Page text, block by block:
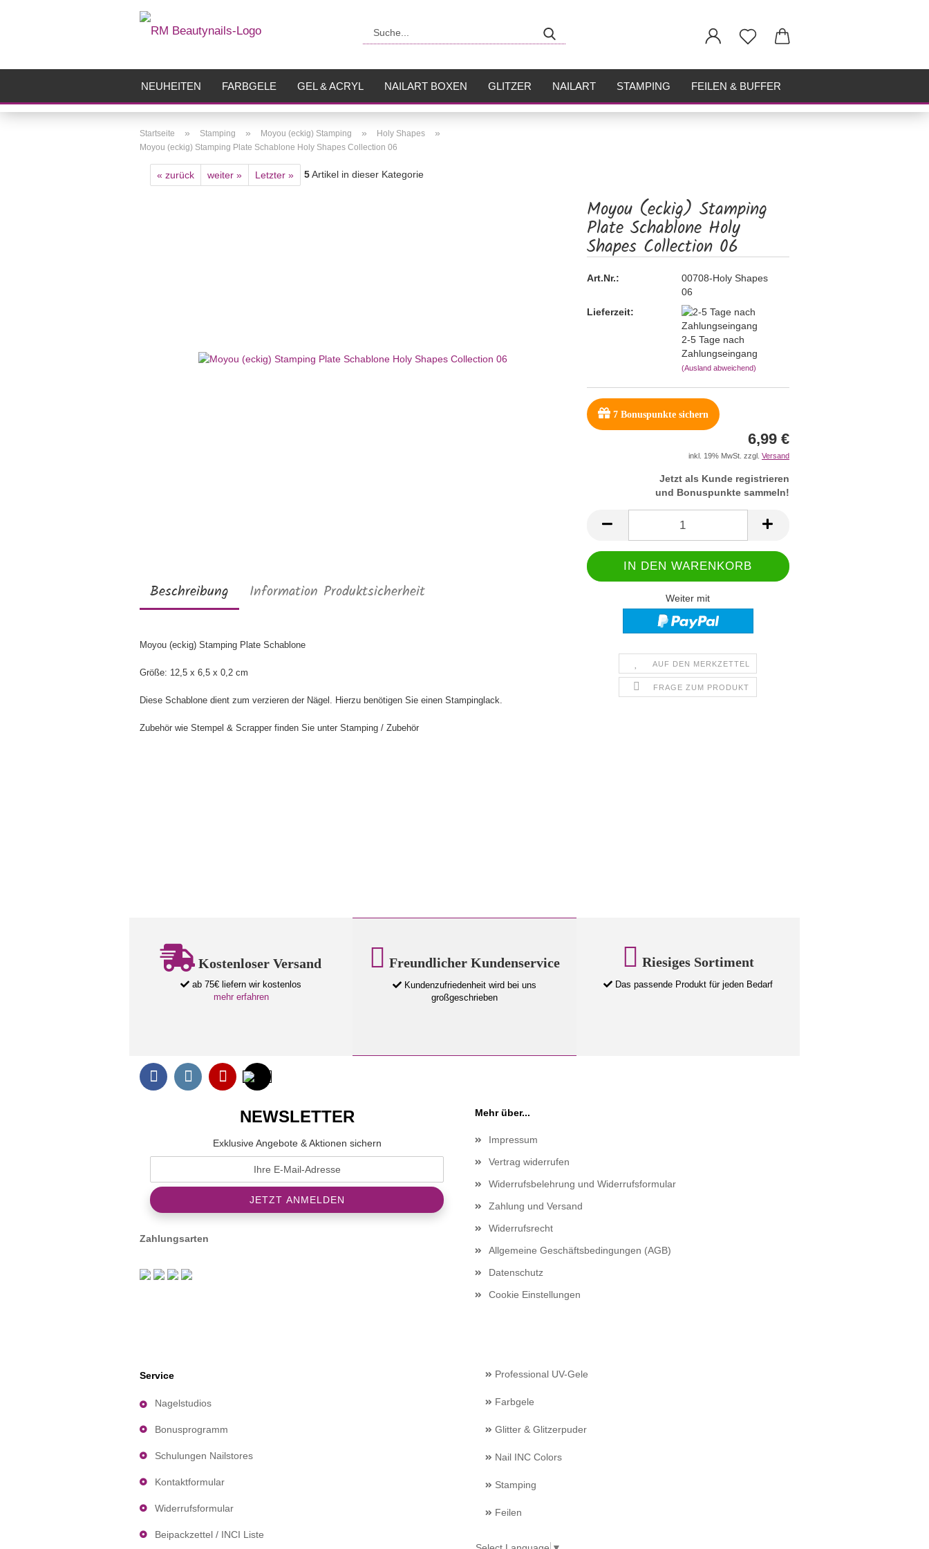
NEUHEITEN FARBGELE GEL & ACRYL NAILART BOXEN GLITZER NAILART STAMPING FEILEN & BUFFER
Startseite » Stamping » Moyou (eckig) Stamping » Holy Shapes »
Moyou (eckig) Stamping Plate Schablone Holy Shapes Collection 06
« zurück weiter » Letzter » 5Artikel in dieser Kategorie
Moyou (eckig) Stamping
Plate Schablone Holy
Shapes Collection 06
Art.Nr.:
00708-Holy Shapes
06
Lieferzeit:
2-5 Tage nach
Zahlungseingang
(Ausland abweichend)
7Bonuspunkte sichern
6,99 €
inkl. 19% MwSt. zzgl. Versand
Jetzt als Kunde registrieren
und Bonuspunkte sammeln!
Weiter mit
AUF DEN MERKZETTEL
FRAGE ZUM PRODUKT
Beschreibung Information Produktsicherheit
Moyou (eckig) Stamping Plate Schablone
Größe: 12,5 x 6,5 x 0,2 cm
Diese Schablone dient zum verzieren der Nägel. Hierzu benötigen Sie einen Stampinglack.
Zubehör wie Stempel & Scrapper finden Sie unter Stamping / Zubehör
Kostenloser Versand
ab 75€ liefern wir kostenlos
mehr erfahren
Freundlicher Kundenservice
Kundenzufriedenheit wird bei uns
großgeschrieben
Riesiges Sortiment
Das passende Produkt für jeden Bedarf
NEWSLETTER
Exklusive Angebote & Aktionen sichern
Zahlungsarten
Mehr über...
Impressum
Vertrag widerrufen
Widerrufsbelehrung und Widerrufsformular
Zahlung und Versand
Widerrufsrecht
Allgemeine Geschäftsbedingungen (AGB)
Datenschutz
Cookie Einstellungen
Service
Nagelstudios
Bonusprogramm
Schulungen Nailstores
Kontaktformular
Widerrufsformular
Beipackzettel / INCI Liste
Professional UV-Gele
Farbgele
Glitter & Glitzerpuder
Nail INC Colors
Stamping
Feilen